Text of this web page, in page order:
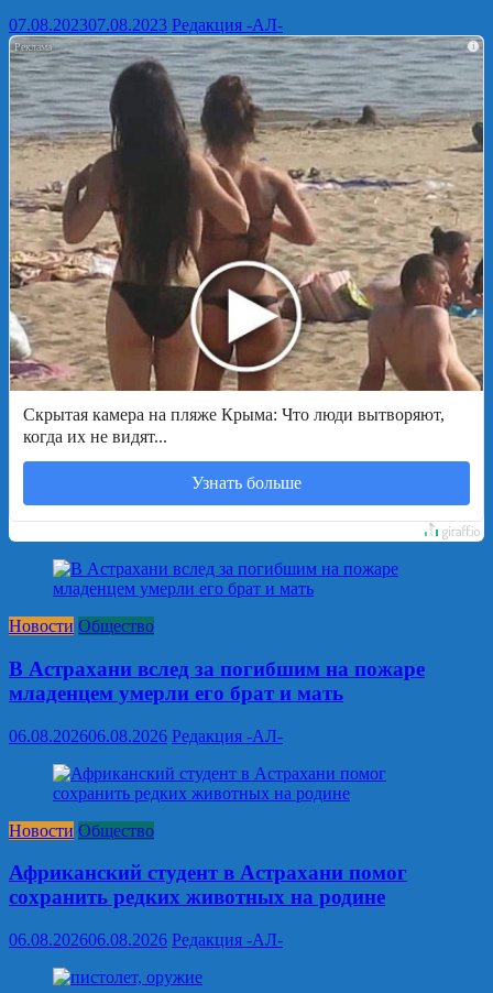
07.08.202307.08.2023 Редакция -АЛ-
i
Скрытая камера на пляже Крыма: Что люди вытворяют,
когда их не видят...
Узнать больше
Новости Общество
В Астрахани вслед за погибшим на пожаре
младенцем умерли его брат и мать
06.08.202606.08.2026 Редакция -АЛ-
Новости Общество
Африканский студент в Астрахани помог
сохранить редких животных на родине
06.08.202606.08.2026 Редакция -АЛ-